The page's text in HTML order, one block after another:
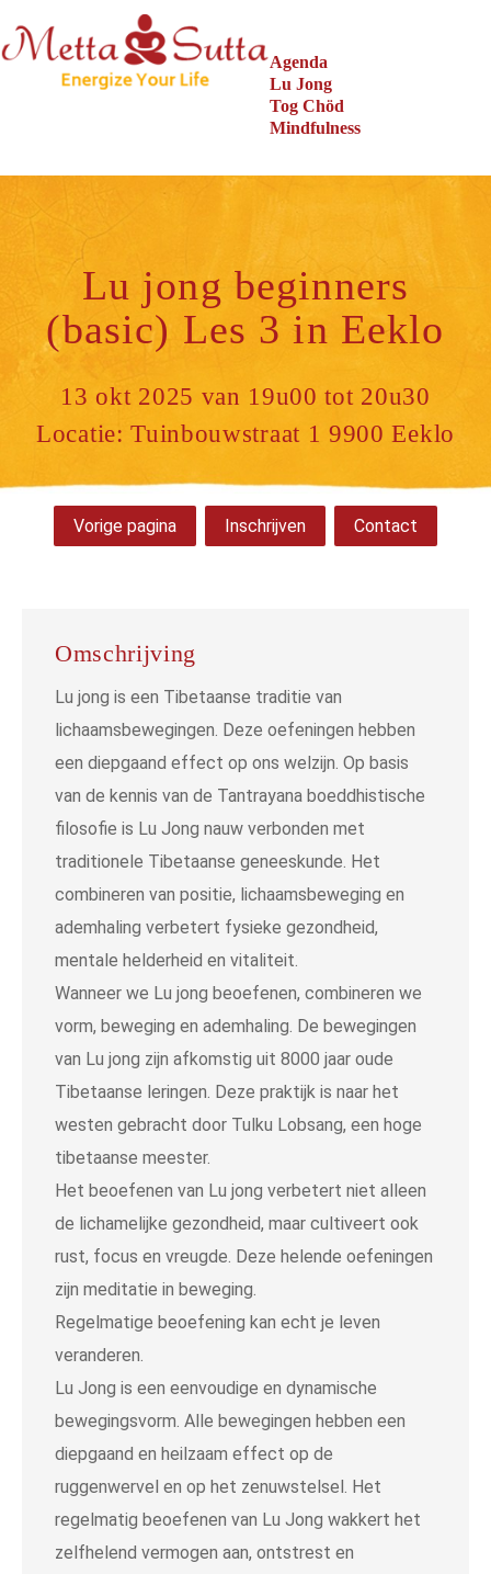
Agenda
Lu Jong
Tog Chöd
Mindfulness
Lu jong beginners
(basic) Les 3 in Eeklo
13 okt 2025 van 19u00 tot 20u30
Locatie: Tuinbouwstraat 1 9900 Eeklo
Vorige pagina Inschrijven Contact
Omschrijving
Lu jong is een Tibetaanse traditie van
lichaamsbewegingen. Deze oefeningen hebben
een diepgaand effect op ons welzijn. Op basis
van de kennis van de Tantrayana boeddhistische
filosofie is Lu Jong nauw verbonden met
traditionele Tibetaanse geneeskunde. Het
combineren van positie, lichaamsbeweging en
ademhaling verbetert fysieke gezondheid,
mentale helderheid en vitaliteit.
Wanneer we Lu jong beoefenen, combineren we
vorm, beweging en ademhaling. De bewegingen
van Lu jong zijn afkomstig uit 8000 jaar oude
Tibetaanse leringen. Deze praktijk is naar het
westen gebracht door Tulku Lobsang, een hoge
tibetaanse meester.
Het beoefenen van Lu jong verbetert niet alleen
de lichamelijke gezondheid, maar cultiveert ook
rust, focus en vreugde. Deze helende oefeningen
zijn meditatie in beweging.
Regelmatige beoefening kan echt je leven
veranderen.
Lu Jong is een eenvoudige en dynamische
bewegingsvorm. Alle bewegingen hebben een
diepgaand en heilzaam effect op de
ruggenwervel en op het zenuwstelsel. Het
regelmatig beoefenen van Lu Jong wakkert het
zelfhelend vermogen aan, ontstrest en